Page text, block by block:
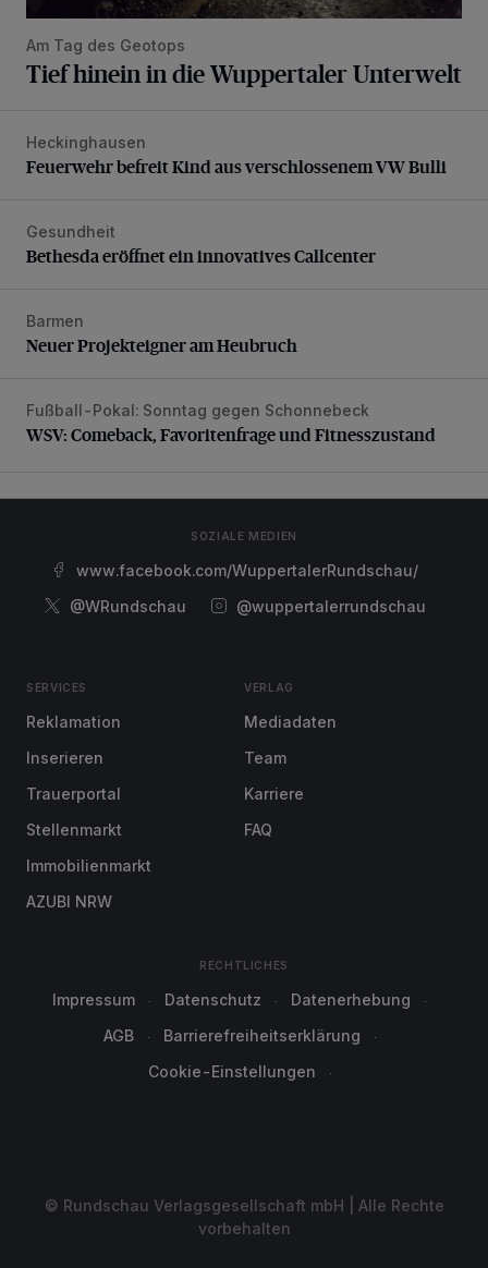
Am Tag des Geotops
Tief hinein in die Wuppertaler Unterwelt
Feuerwehr befreit Kind aus verschlossenem VW Bulli
Heckinghausen
Feuerwehr befreit Kind aus verschlossenem VW Bulli
Bethesda eröffnet ein innovatives Callcenter
Gesundheit
Bethesda eröffnet ein innovatives Callcenter
Neuer Projekteigner am Heubruch
Barmen
Neuer Projekteigner am Heubruch
WSV: Comeback, Favoritenfrage und Fitnesszustand
Fußball-Pokal: Sonntag gegen Schonnebeck
WSV: Comeback, Favoritenfrage und Fitnesszustand
SOZIALE MEDIEN
www.facebook.com/WuppertalerRundschau/
@WRundschau
@wuppertalerrundschau
SERVICES
Reklamation
Inserieren
Trauerportal
Stellenmarkt
Immobilienmarkt
AZUBI NRW
VERLAG
Mediadaten
Team
Karriere
FAQ
RECHTLICHES
Impressum Datenschutz
Datenerhebung
AGB
Barrierefreiheitserklärung
Cookie-Einstellungen
© Rundschau Verlagsgesellschaft mbH | Alle Rechte
vorbehalten